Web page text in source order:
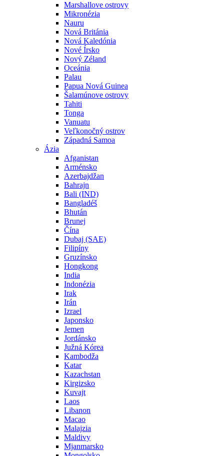
Marshallove ostrovy
Mikronézia
Nauru
Nová Británia
Nová Kaledónia
Nové Írsko
Nový Zéland
Oceánia
Palau
Papua Nová Guinea
Šalamúnove ostrovy
Tahiti
Tonga
Vanuatu
Veľkonočný ostrov
Západná Samoa
Ázia
Afganistan
Arménsko
Azerbajdžan
Bahrajn
Bali (IND)
Bangladéš
Bhután
Brunej
Čína
Dubaj (SAE)
Filipíny
Gruzínsko
Hongkong
India
Indonézia
Irak
Irán
Izrael
Japonsko
Jemen
Jordánsko
Južná Kórea
Kambodža
Katar
Kazachstan
Kirgizsko
Kuvajt
Laos
Libanon
Macao
Malajzia
Maldivy
Mjanmarsko